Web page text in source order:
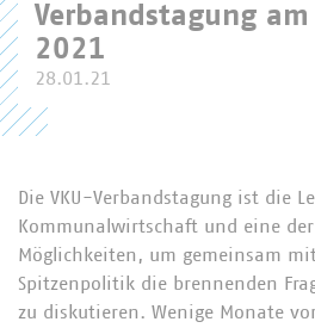
Verbandstagung
2021
28.01.21
Die VKU-Verbandstagung ist die
Kommunalwirtschaft und eine
Möglichkeiten, um gemeinsam
Spitzenpolitik die brennenden
zu diskutieren. Wenige Monate